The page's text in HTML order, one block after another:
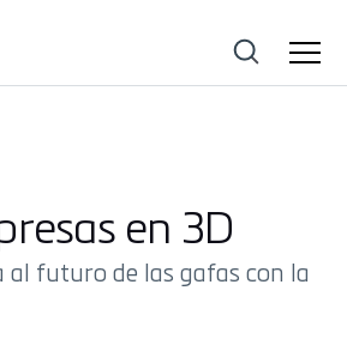
en 3D
al futuro de las gafas con la